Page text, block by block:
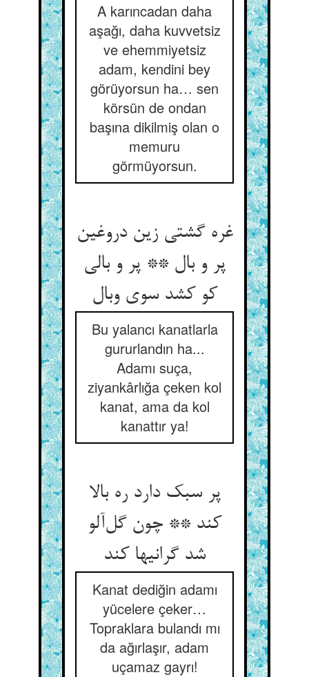
A karıncadan daha
aşağı, daha kuvvetsiz
ve ehemmiyetsiz
adam, kendini bey
görüyorsun ha… sen
körsün de ondan
başına dikilmiş olan o
memuru
görmüyorsun.
غره گشتی زین دروغین
پر و بال ** پر و بالی
کو کشد سوی وبال
Bu yalancı kanatlarla
gururlandın ha...
Adamı suça,
ziyankârlığa çeken kol
kanat, ama da kol
kanattır ya!
پر سبک دارد ره بالا
کند ** چون گل‌آلو
شد گرانیها کند
Kanat dediğin adamı
yücelere çeker…
Topraklara bulandı mı
da ağırlaşır, adam
uçamaz gayrı!